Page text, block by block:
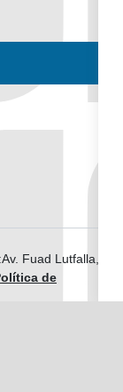
Fuad Lutfalla,
de